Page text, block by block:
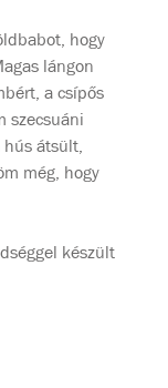
hogy
lángon
a csípős
szecsuáni
hús átsült,
még, hogy
készült